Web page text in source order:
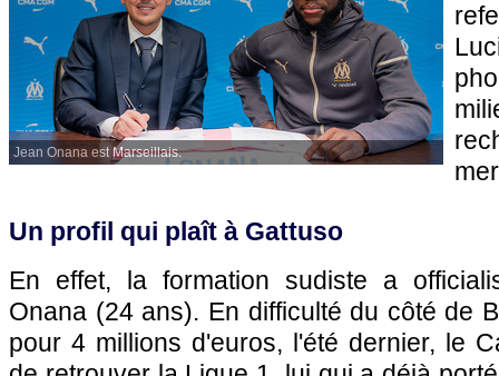
Jean Onana est Marseillais.
Un profil qui plaît à Gattuso
En effet, la formation sudiste a
Onana (24 ans). En difficulté du côté de
pour 4 millions d'euros, l'été dernier, le